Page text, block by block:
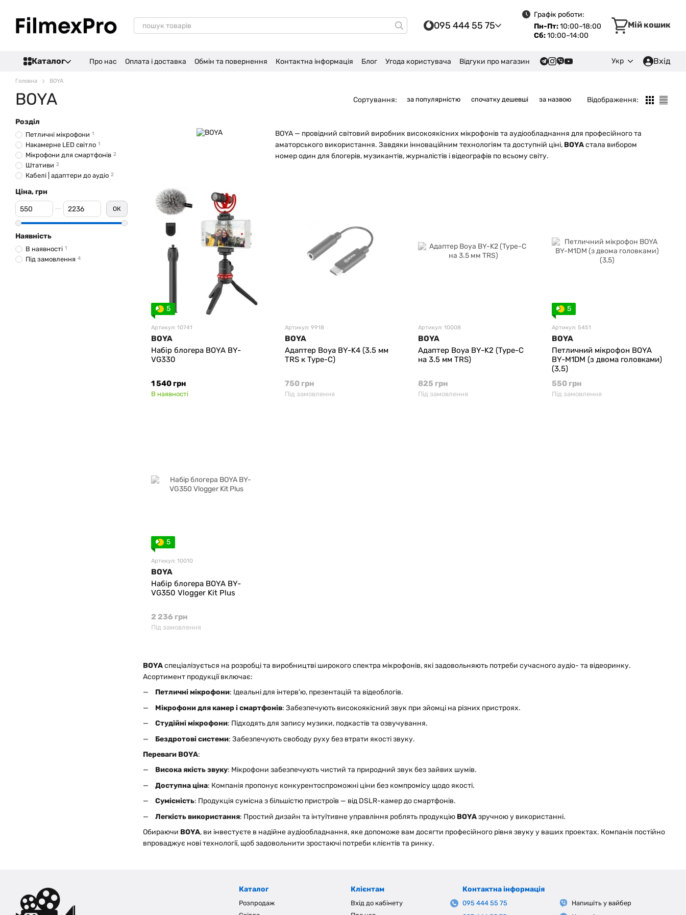
095 444 55 75
Графік роботи:
Пн-Пт:10:00–18:00
Сб:10:00–14:00
Мій кошик
Каталог Про нас Оплата і доставка Обмін та повернення Контактна інформація Блог Угода користувача Відгуки про магазин Укр Вхід
Головна BOYA
BOYA Сортування: за популярністю спочатку дешевші за назвою Відображення:
BOYAспеціалізується на розробці та виробництві широкого спектра мікрофонів, які задовольняють потреби сучасного аудіо- та відеоринку.
Асортимент продукції включає:
Петличні мікрофони: Ідеальні для інтерв'ю, презентацій та відеоблогів.
Мікрофони для камер і смартфонів: Забезпечують високоякісний звук при зйомці на різних пристроях.
Студійні мікрофони: Підходять для запису музики, подкастів та озвучування.
Бездротові системи: Забезпечують свободу руху без втрати якості звуку.
Переваги BOYA:
Висока якість звуку: Мікрофони забезпечують чистий та природний звук без зайвих шумів.
Доступна ціна: Компанія пропонує конкурентоспроможні ціни без компромісу щодо якості.
Сумісність: Продукція сумісна з більшістю пристроїв — від DSLR-камер до смартфонів.
Легкість використання: Простий дизайн та інтуїтивне управління роблять продукцію BOYAзручною у використанні.
Обираючи BOYA, ви інвестуєте в надійне аудіообладнання, яке допоможе вам досягти професійного рівня звуку у ваших проектах. Компанія постійно
впроваджує нові технології, щоб задовольнити зростаючі потреби клієнтів та ринку.
BOYA — провідний світовий виробник високоякісних мікрофонів та аудіообладнання для професійного та
аматорського використання. Завдяки інноваційним технологіям та доступній ціні, BOYAстала вибором
номер один для блогерів, музикантів, журналістів і відеографів по всьому світу.
5
Артикул: 10741
BOYA
Набір блогера BOYA BY-
VG330
1 540 грн
В наявності
Артикул: 9918
BOYA
Адаптер Boya BY-K4 (3.5 мм
TRS к Type-C)
750 грн
Під замовлення
Артикул: 10008
BOYA
Адаптер Boya BY-K2 (Type-C
на 3.5 мм TRS)
825 грн
Під замовлення
5
Артикул: 5451
BOYA
Петличний мікрофон BOYA
BY-M1DM (з двома головками)
(3,5)
550 грн
Під замовлення
5
Артикул: 10010
BOYA
Набір блогера BOYA BY-
VG350 Vlogger Kit Plus
2 236 грн
Під замовлення
Розділ
Петличні мікрофони 1
Накамерне LED світло 1
Мікрофони для смартфонів 2
Штативи 2
Кабелі | адаптери до аудіо 2
Ціна, грн
Від Ціна, грн
До Ціна, грн ОК
Наявність
В наявності 1
Під замовлення 4
Каталог
Розпродаж
Клієнтам
Вхід до кабінету
Контактна інформація
095 444 55 75
Напишіть у вайбер